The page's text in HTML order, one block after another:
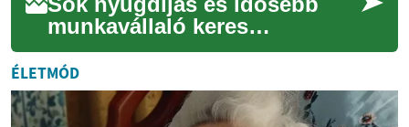
munkavállaló keres
részmunkaidős
lehetőségeket, hogy
kiegészítse jövedelmét,
megőrizze a szo...
ÉLETMÓD